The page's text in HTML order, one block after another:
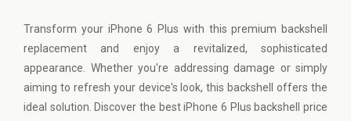
Transform your iPhone 6 Plus with this premium backshell
replacement and enjoy a revitalized, sophisticated
appearance. Whether you're addressing damage or simply
aiming to refresh your device's look, this backshell offers the
ideal solution. Discover the best iPhone 6 Plus backshell price